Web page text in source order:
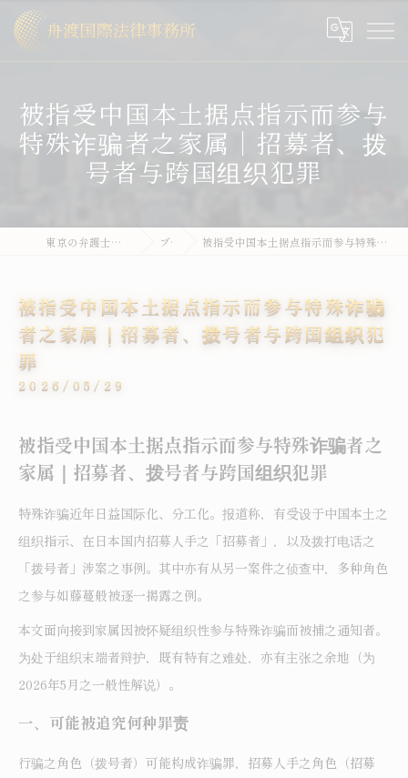
被指受中国本土据点指示而参与
特殊诈骗者之家属｜招募者、拨
号者与跨国组织犯罪
東京の弁護士なら舟渡国際法律事務所 ブログ 被指受中国本土据点指示而参与特殊诈骗者之家属｜招募者、拨号者与跨国组织犯罪
被指受中国本土据点指示而参与特殊诈骗
者之家属｜招募者、拨号者与跨国组织犯
罪
2026/05/29
被指受中国本土据点指示而参与特殊诈骗者之
家属｜招募者、拨号者与跨国组织犯罪
特殊诈骗近年日益国际化、分工化。报道称，有受设于中国本土之
组织指示、在日本国内招募人手之「招募者」，以及拨打电话之
「拨号者」涉案之事例。其中亦有从另一案件之侦查中，多种角色
之参与如藤蔓般被逐一揭露之例。
本文面向接到家属因被怀疑组织性参与特殊诈骗而被捕之通知者。
为处于组织末端者辩护，既有特有之难处，亦有主张之余地（为
2026年5月之一般性解说）。
一、可能被追究何种罪责
行骗之角色（拨号者）可能构成诈骗罪，招募人手之角色（招募